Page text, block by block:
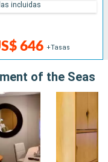
646 +Tasas
incluidas
of the Seas